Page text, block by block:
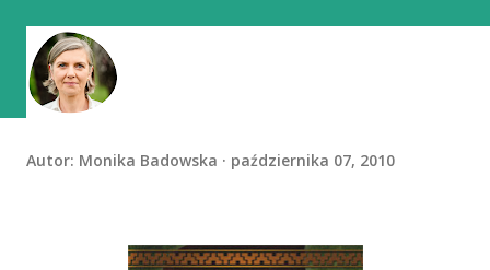
Autor: Monika Badowska października 07, 2010